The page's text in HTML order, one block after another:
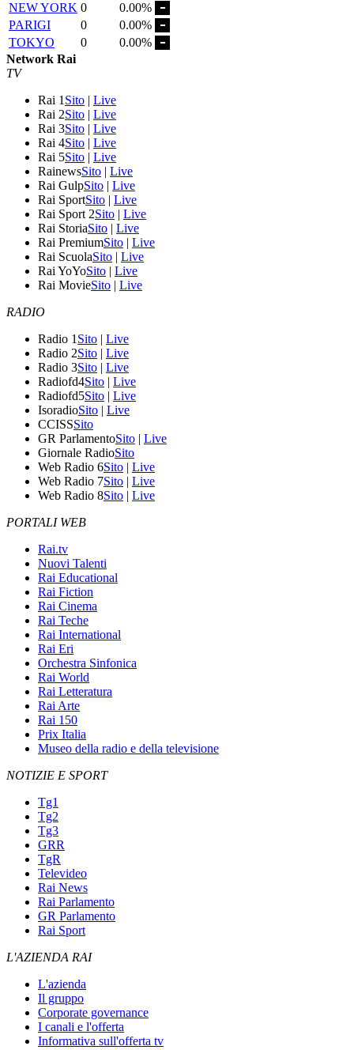
NEW YORK 0
0.00%
PARIGI
0
0.00%
TOKYO
0
0.00%
Network Rai
TV
Rai 1 Sito | Live
Rai 2Sito | Live
Rai 3Sito | Live
Rai 4Sito | Live
Rai 5Sito | Live
RainewsSito | Live
Rai GulpSito | Live
Rai SportSito | Live
Rai Sport 2Sito | Live
Rai StoriaSito | Live
Rai PremiumSito | Live
Rai ScuolaSito | Live
Rai YoYoSito | Live
Rai MovieSito | Live
RADIO
Radio 1 Sito | Live
Radio 2Sito | Live
Radio 3Sito | Live
Radiofd4Sito | Live
Radiofd5Sito | Live
IsoradioSito | Live
CCISSSito
GR ParlamentoSito | Live
Giornale RadioSito
Web Radio 6Sito | Live
Web Radio 7Sito | Live
Web Radio 8Sito | Live
PORTALI WEB
Rai.tv
Nuovi Talenti
Rai Educational
Rai Fiction
Rai Cinema
Rai Teche
Rai International
Rai Eri
Orchestra Sinfonica
Rai World
Rai Letteratura
Rai Arte
Rai 150
Prix Italia
Museo della radio e della televisione
NOTIZIE E SPORT
Tg1
Tg2
Tg3
GRR
TgR
Televideo
Rai News
Rai Parlamento
GR Parlamento
Rai Sport
L'AZIENDA RAI
L'azienda
Il gruppo
Corporate governance
I canali e l'offerta
Informativa sull'offerta tv